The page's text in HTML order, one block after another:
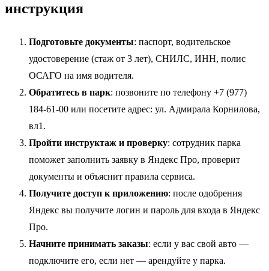
инструкция
Подготовьте документы: паспорт, водительское
удостоверение (стаж от 3 лет), СНИЛС, ИНН, полис
ОСАГО на имя водителя.
Обратитесь в парк: позвоните по телефону +7 (977)
184-61-00 или посетите адрес: ул. Адмирала Корнилова,
вл1.
Пройти инструктаж и проверку: сотрудник парка
поможет заполнить заявку в Яндекс Про, проверит
документы и объяснит правила сервиса.
Получите доступ к приложению: после одобрения
Яндекс вы получите логин и пароль для входа в Яндекс
Про.
Начните принимать заказы: если у вас свой авто —
подключите его, если нет — арендуйте у парка.